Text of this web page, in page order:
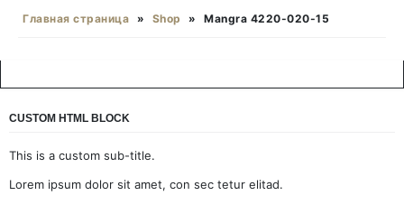
Главная страница » Shop » Mangra 4220-020-15
CUSTOM HTML BLOCK
This is a custom sub-title.
Lorem ipsum dolor sit amet, con sec tetur elitad.